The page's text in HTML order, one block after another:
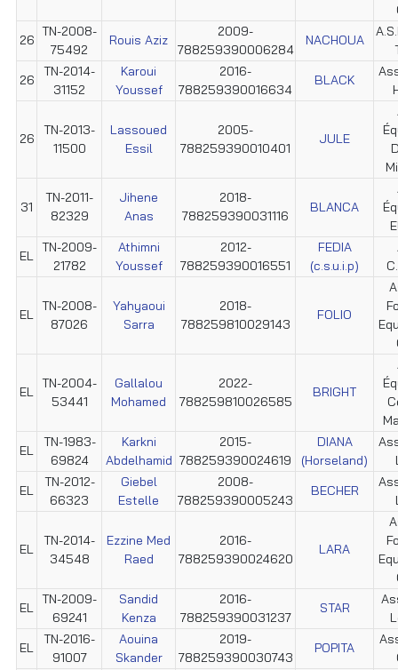
26
TN-2008-
75492
Rouis Aziz
2009-
788259390006284
NACHOUA
26
TN-2014-
31152
Karoui
Youssef
2016-
788259390016634
BLACK
26
TN-2013-
11500
Lassoued
Essil
2005-
788259390010401
JULE
31
TN-2011-
82329
Jihene
Anas
2018-
788259390031116
BLANCA
EL
TN-2009-
21782
Athimni
Youssef
2012-
788259390016551
FEDIA
(c.s.u.i.p)
EL
TN-2008-
87026
Yahyaoui
Sarra
2018-
788259810029143
FOLIO
EL
TN-2004-
53441
Gallalou
Mohamed
2022-
788259810026585
BRIGHT
EL
TN-1983-
69824
Karkni
Abdelhamid
2015-
788259390024619
DIANA
(Horseland)
EL
TN-2012-
66323
Giebel
Estelle
2008-
788259390005243
BECHER
EL
TN-2014-
34548
Ezzine Med
Raed
2016-
788259390024620
LARA
EL
TN-2009-
69241
Sandid
Kenza
2016-
788259390031237
STAR
EL
TN-2016-
91007
Aouina
Skander
2019-
788259390030743
POPITA